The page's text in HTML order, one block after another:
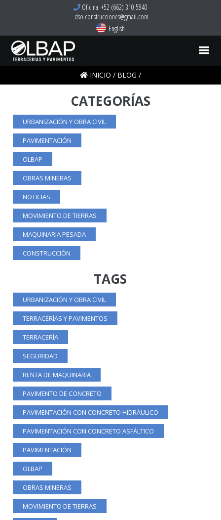
Oficina: +52 (662) 310 5840
dso.construcciones@gmail.com
English
INICIO / BLOG /
CATEGORÍAS
URBANIZACIÓN Y OBRA CIVIL
PAVIMENTACIÓN
OLBAP
OBRAS MINERAS
NOTICIAS
MOVIMIENTO DE TIERRAS
MAQUINARIA PESADA
CONSTRUCCIÓN
TAGS
URBANIZACIÓN Y OBRA CIVIL
TERRACERÍAS Y PAVIMENTOS
TERRACERÍA
SEGURIDAD
RENTA DE MAQUINARIA
PAVIMENTO DE CONCRETO
PAVIMENTACIÓN CON CONCRETO HIDRÁULICO
PAVIMENTACIÓN CON CONCRETO ASFÁLTICO
PAVIMENTACIÓN
OLBAP
OBRAS MINERAS
MOVIMIENTO DE TIERRAS